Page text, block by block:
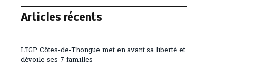
Articles récents
L’IGP Côtes-de-Thongue met en avant sa liberté et
dévoile ses 7 familles